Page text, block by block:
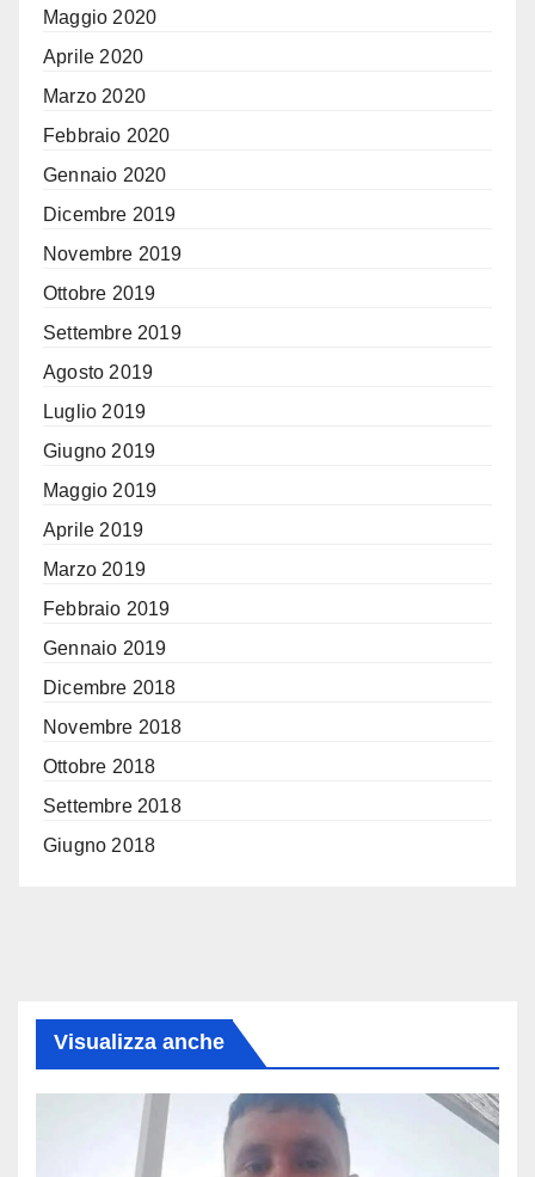
Maggio 2020
Aprile 2020
Marzo 2020
Febbraio 2020
Gennaio 2020
Dicembre 2019
Novembre 2019
Ottobre 2019
Settembre 2019
Agosto 2019
Luglio 2019
Giugno 2019
Maggio 2019
Aprile 2019
Marzo 2019
Febbraio 2019
Gennaio 2019
Dicembre 2018
Novembre 2018
Ottobre 2018
Settembre 2018
Giugno 2018
Visualizza anche